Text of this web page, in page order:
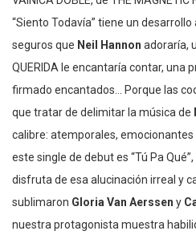
“Siento Todavía” tiene un
seguros que Neil Hannon adoraría,
QUERIDA le encantaría contar, una
firmado encantados… Porque las
que tratar de delimitar la música de
calibre: atemporales, emocionantes
este single de debut es “Tú Pa
disfruta de esa alucinación irreal y
sublimaron Gloria Van Aerssen y
nuestra protagonista muestra